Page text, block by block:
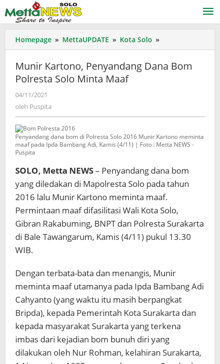
ke
konten
Homepage » MettaUPDATE » Kota Solo »
Kartono,
Dana
Munir Kartono, Penyandang Dana Bom
Polresta Solo Minta Maaf
04/11/2021
oleh Puspita
Penyandang dana bom di Polresta Solo 2016 Munir Kartono meminta
maaf pada Ipda Bambang Adi, Kamis (4/11) | Foto : Metta NEWS -
Puspita
SOLO, Metta NEWS– Penyandang dana bom
yang diledakan di Mapolresta Solo pada tahun
2016 lalu Munir Kartono meminta maaf.
Permintaan maaf difasilitasi Wali Kota Solo,
Gibran Rakabuming, BNPT dan Polresta Surakarta
di Bale Tawangarum, Kamis (4/11) pukul 13.30
WIB.
Dengan terbata-bata dan menangis, Munir
meminta maaf utamanya pada Ipda Bambang Adi
Cahyanto (yang waktu itu masih berpangkat
Bripda), kepada Pemerintah Kota Surakarta dan
kepada masyarakat Surakarta yang terkena
imbas dari kejadian bom bunuh diri yang
dilakukan oleh Nur Rohman, kelahiran Surakarta,